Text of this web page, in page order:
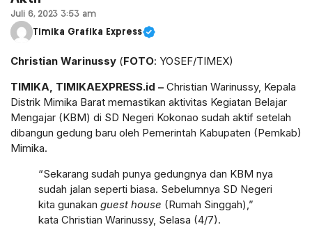
Juli 6, 2023 3:53 am
Timika Grafika Express
Christian Warinussy (FOTO: YOSEF/TIMEX)
TIMIKA, TIMIKAEXPRESS.id – Christian Warinussy, Kepala
Distrik Mimika Barat memastikan aktivitas Kegiatan Belajar
Mengajar (KBM) di SD Negeri Kokonao sudah aktif setelah
dibangun gedung baru oleh Pemerintah Kabupaten (Pemkab)
Mimika.
“Sekarang sudah punya gedungnya dan KBM nya
sudah jalan seperti biasa. Sebelumnya SD Negeri
kita gunakan guest house (Rumah Singgah),”
kata Christian Warinussy, Selasa (4/7).